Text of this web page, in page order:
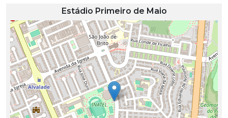
Estádio Primeiro de Maio